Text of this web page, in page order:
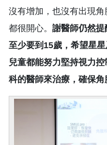
沒有增加，也沒有出現
都很開心。 謝醫師仍然提
至少要到 15歲，希望星
兒童都能努力堅持視力
科的醫師來治療，確保角